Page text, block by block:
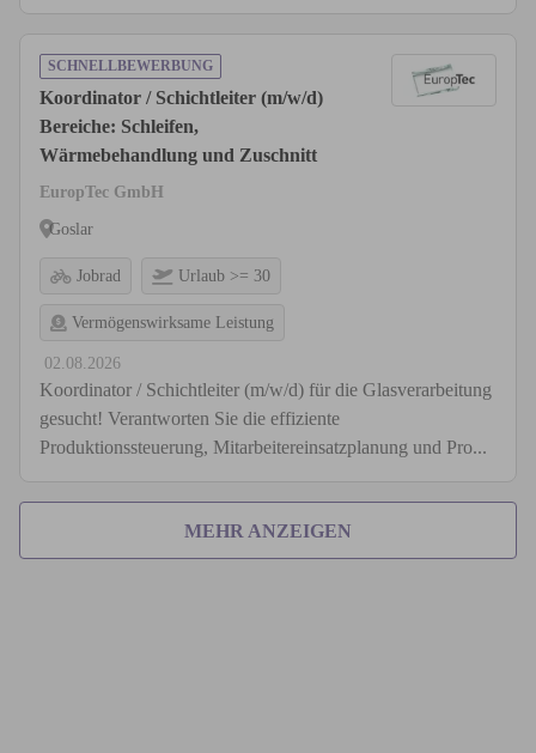
SCHNELLBEWERBUNG
Koordinator / Schichtleiter (m/w/d)
Bereiche: Schleifen,
Wärmebehandlung und Zuschnitt
EuropTec GmbH
Goslar
Jobrad Urlaub >= 30
Vermögenswirksame Leistung
02.08.2026
Koordinator / Schichtleiter (m/w/d) für die Glasverarbeitung
gesucht! Verantworten Sie die effiziente
Produktionssteuerung, Mitarbeitereinsatzplanung und Pro...
MEHR ANZEIGEN